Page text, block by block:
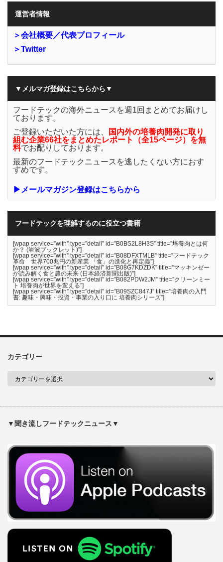
運営者情報
＞会社概要／代表プロフィール
＞Twitter
▼メルマガ登録はこちらから▼
フードテックの海外ニュースを週1回まとめてお届けし
ております。
ご登録いただいた方には、
国内外の培養肉開発に取り
組む企業66社をまとめたレポート（全15ページ）を無
料でお配りしております。
最新のフードテックニュースを逃したくない方におす
すめです。
▶メールマガジン登録はこちらから
フードテックを理解するのに役立つ書籍
[wpap service=”with” type=”detail” id=”B0BS2L8H3S” title=”培養肉とは何
か？ (岩波ブックレット)”]
[wpap service=”with” type=”detail” id=”B08DFXTMLB” title=”フードテック
革命 世界700兆円の新産業 「食」の進化と再定義”]
[wpap service=”with” type=”detail” id=”B08G7KDZDK” title=”マッキンゼー
が読み解く食と農の未来 (日本経済新聞出版)”]
[wpap service=”with” type=”detail” id=”B082PDW2JM” title=”クリーンミー
ト 培養肉が世界を変える”]
[wpap service=”with” type=”detail” id=”B09SZC847J” title=”培養肉の入門
書: 趣味・興味・投資・事業の入り口に 培養肉シリーズ”]
カテゴリー
▼聞き流しフードテックニュース▼